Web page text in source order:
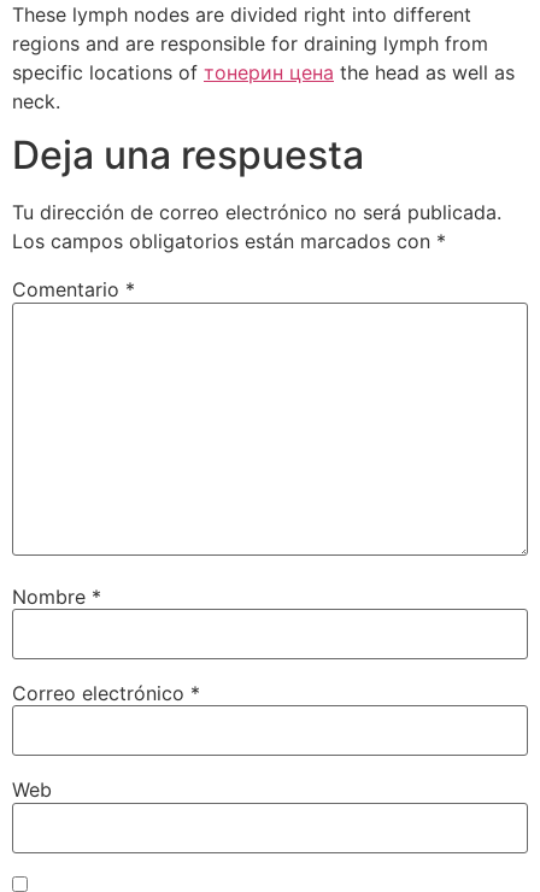
These lymph nodes are divided right into different
regions and are responsible for draining lymph from
specific locations of тонерин цена the head as well as
neck.
Deja una respuesta
Tu dirección de correo electrónico no será publicada.
Los campos obligatorios están marcados con *
Comentario *
Nombre *
Correo electrónico *
Web